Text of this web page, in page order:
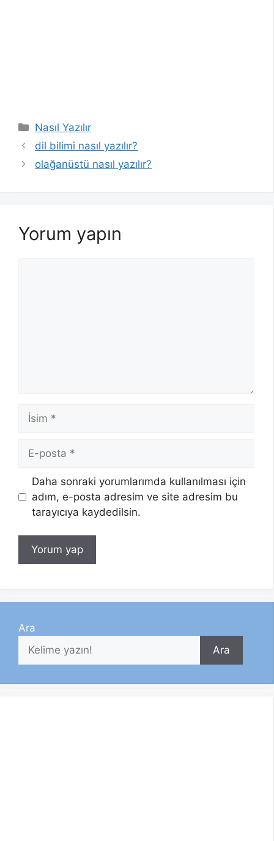
Kategoriler
Nasıl Yazılır
dil bilimi nasıl yazılır?
olağanüstü nasıl yazılır?
Yorum yapın
İsim
posta
Daha sonraki yorumlarımda kullanılması için
adım, e-posta adresim ve site adresim bu
tarayıcıya kaydedilsin.
Ara
Ara